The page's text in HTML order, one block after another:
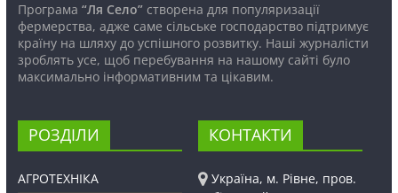
Програма “Ля Село”створена для популяризації
фермерства, адже саме сільське господарство підтримує
країну на шляху до успішного розвитку. Наші журналісти
зроблять усе, щоб перебування на нашому сайті було
максимально інформативним та цікавим.
РОЗДІЛИ
АГРОТЕХНІКА
КОНТАКТИ
Україна, м. Рівне, пров.